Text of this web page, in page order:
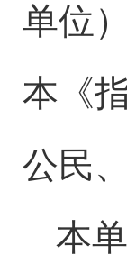
单位
本《
公民
本